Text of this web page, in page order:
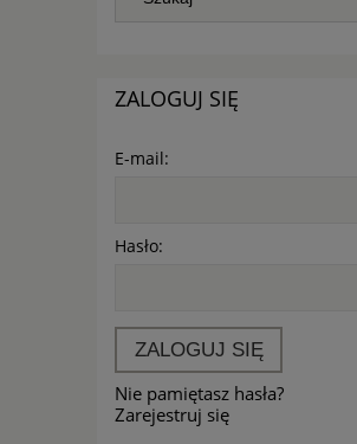
ZALOGUJ SIĘ
E-mail:
Hasło:
ZALOGUJ SIĘ
Nie pamiętasz hasła?
Zarejestruj się